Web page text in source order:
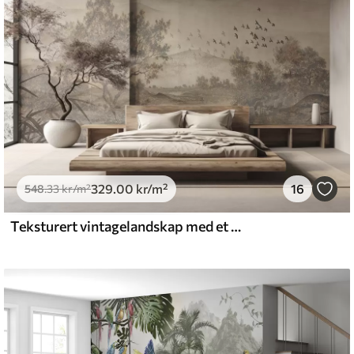
.00399.00 kr/m²
and Stick
.00555.00kr/m²
548.33kr/m²329 .00kr/m² 16
Teksturert vintagelandskap med et tre nær en elv og en overskyet himmel, naturkunst i sepiatoner